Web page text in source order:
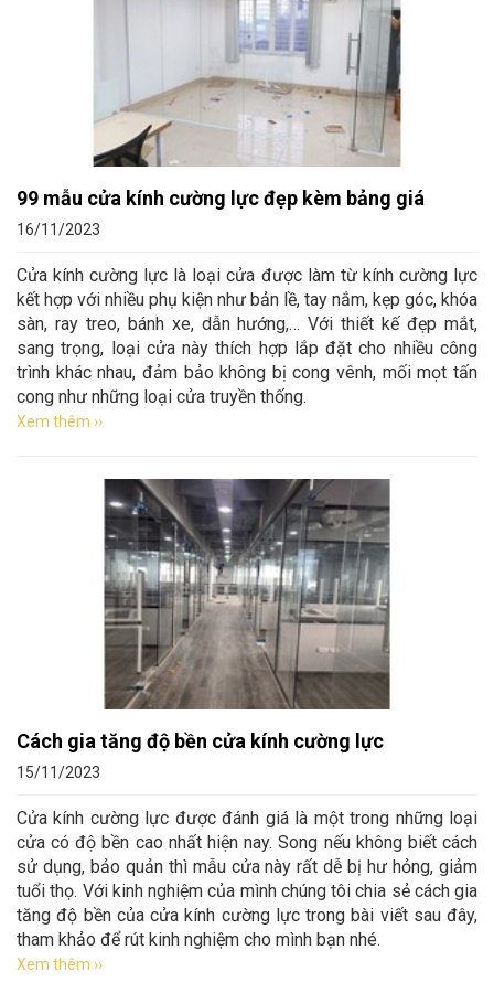
99 mẫu cửa kính cường lực đẹp kèm bảng giá
16/11/2023
Cửa kính cường lực là loại cửa được làm từ kính cường lực
kết hợp với nhiều phụ kiện như bản lề, tay nắm, kẹp góc, khóa
sàn, ray treo, bánh xe, dẫn hướng,… Với thiết kế đẹp mắt,
sang trọng, loại cửa này thích hợp lắp đặt cho nhiều công
trình khác nhau, đảm bảo không bị cong vênh, mối mọt tấn
cong như những loại cửa truyền thống.
Xem thêm ››
Cách gia tăng độ bền cửa kính cường lực
15/11/2023
Cửa kính cường lực được đánh giá là một trong những loại
cửa có độ bền cao nhất hiện nay. Song nếu không biết cách
sử dụng, bảo quản thì mẫu cửa này rất dễ bị hư hỏng, giảm
tuổi thọ. Với kinh nghiệm của mình chúng tôi chia sẻ cách gia
tăng độ bền của cửa kính cường lực trong bài viết sau đây,
tham khảo để rút kinh nghiệm cho mình bạn nhé.
Xem thêm ››